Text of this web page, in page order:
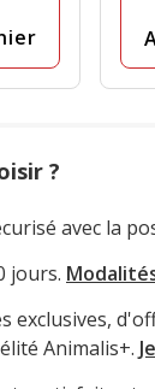
avis
?
avec la
jours.
exclusives,
Animalis+.